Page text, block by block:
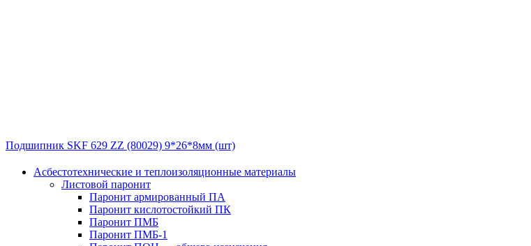
Подшипник SKF 629 ZZ (80029) 9*26*8мм (шт)
Асбестотехнические и теплоизоляционные материалы
Листовой паронит
Паронит армированный ПА
Паронит кислотостойкий ПК
Паронит ПМБ
Паронит ПМБ-1